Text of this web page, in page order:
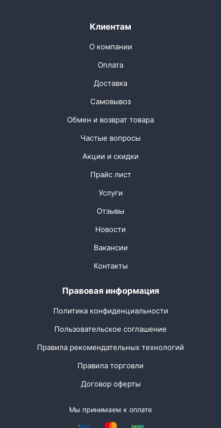
Клиентам
О компании
Оплата
Доставка
Самовывоз
Обмен и возврат товара
Частые вопросы
Акции и скидки
Прайс лист
Услуги
Отзывы
Новости
Вакансии
Контакты
Правовая информация
Политика конфиденциальности
Пользовательское соглашение
Правила рекомендательных технологий
Правила торговли
Договор оферты
Мы принимаем к оплате